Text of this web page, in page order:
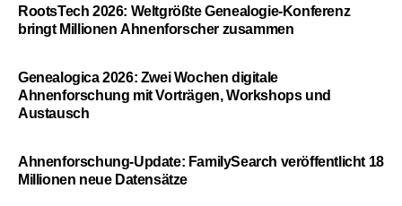
RootsTech 2026: Weltgrößte Genealogie-Konferenz
bringt Millionen Ahnenforscher zusammen
Genealogica 2026: Zwei Wochen digitale
Ahnenforschung mit Vorträgen, Workshops und
Austausch
Ahnenforschung-Update: FamilySearch veröffentlicht 18
Millionen neue Datensätze